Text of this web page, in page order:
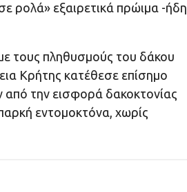
ρολά» εξαιρετικά πρώιμα -ήδη
τους πληθυσμούς του δάκου
Κρήτης κατέθεσε επίσημο
την εισφορά δακοκτονίας
εντομοκτόνα, χωρίς